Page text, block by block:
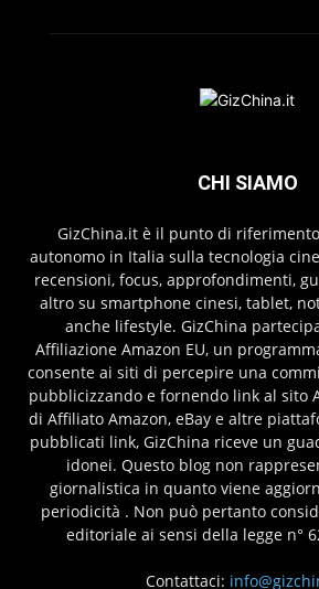
CHI SIAMO
GizChina.it è il punto di
autonomo in Italia sulla tecnologia
recensioni, focus, approfondimenti,
altro su smartphone cinesi, tablet,
anche lifestyle. GizChina
Affiliazione Amazon EU, un
consente ai siti di percepire una
pubblicizzando e fornendo link al sito
di Affiliato Amazon, eBay e altre
pubblicati link, GizChina riceve un
idonei. Questo blog non
giornalistica in quanto viene
periodicità . Non può pertanto
editoriale ai sensi della legge n°
Contattaci: